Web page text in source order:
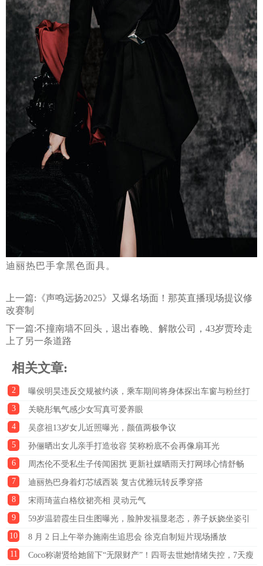
迪丽热巴手拿黑色面具。
上一篇: 《声鸣远扬2025》又爆名场面！那英直播现场提议修
改赛制
下一篇:不撞南墙不回头，退出春晚、解散公司，43岁贾玲走
上了另一条道路
相关文章:
2
曝侯明昊违反交规被约谈，乘车期间将身体探出车窗与粉丝打
招呼
3
关晓彤氧气感少女写真可爱养眼
4
吴彦祖13岁女儿近照曝光，颜值两极争议
5
孙俪晒出女儿亲手打造妆容 笑称粉底不会再像扇耳光
6
周杰伦不受私生子传闻困扰 更新社媒晒雨天打网球心情舒畅
7
迪丽热巴身着灯芯绒西装 复古优雅玩转反季穿搭
8
宋雨琦蓝白格纹裙亮相 灵动元气
9
59岁温碧霞生日生图曝光，脸肿发福显老态，养子妖娆坐姿引
热议
10
8 月 2 日上午举办施南生追思会 徐克自制短片现场播放
11
Coco称谢贤给她留下“无限财产”！四哥去世她情绪失控，7天瘦